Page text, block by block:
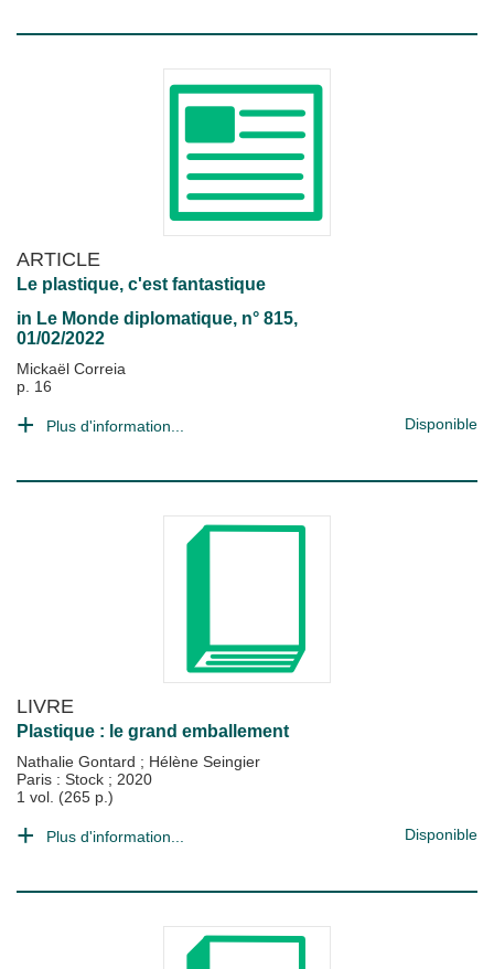
ARTICLE
Le plastique, c'est fantastique
in Le Monde diplomatique, n° 815,
01/02/2022
Mickaël Correia
p. 16
Plus d'information... Disponible
LIVRE
Plastique : le grand emballement
Nathalie Gontard ; Hélène Seingier
Paris : Stock ; 2020
1 vol. (265 p.)
Plus d'information... Disponible